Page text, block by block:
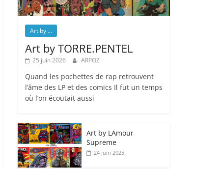
Art by ...
Art by TORRE.PENTEL
25 juin 2026 ARPOZ
Quand les pochettes de rap retrouvent
l’âme des LP et des comics Il fut un temps
où l’on écoutait aussi
Art by LAmour
Supreme
24 juin 2025